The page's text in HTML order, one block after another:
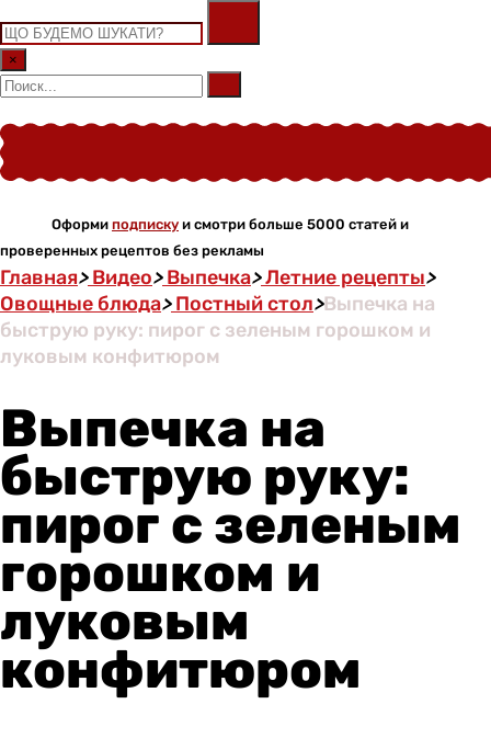
×
Оформи подписку и смотри больше 5000 статей и
проверенных рецептов без рекламы
Главная>Видео>Выпечка>Летние рецепты>
Овощные блюда>Постный стол>Выпечка на
быструю руку: пирог с зеленым горошком и
луковым конфитюром
Выпечка на
быструю руку:
пирог с зеленым
горошком и
луковым
конфитюром